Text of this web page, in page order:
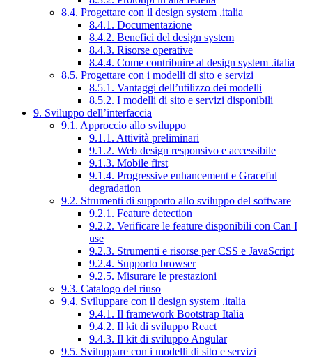
8.4. Progettare con il design system .italia
8.4.1. Documentazione
8.4.2. Benefici del design system
8.4.3. Risorse operative
8.4.4. Come contribuire al design system .italia
8.5. Progettare con i modelli di sito e servizi
8.5.1. Vantaggi dell’utilizzo dei modelli
8.5.2. I modelli di sito e servizi disponibili
9. Sviluppo dell’interfaccia
9.1. Approccio allo sviluppo
9.1.1. Attività preliminari
9.1.2. Web design responsivo e accessibile
9.1.3. Mobile first
9.1.4. Progressive enhancement e Graceful
degradation
9.2. Strumenti di supporto allo sviluppo del software
9.2.1. Feature detection
9.2.2. Verificare le feature disponibili con Can I
use
9.2.3. Strumenti e risorse per CSS e JavaScript
9.2.4. Supporto browser
9.2.5. Misurare le prestazioni
9.3. Catalogo del riuso
9.4. Sviluppare con il design system .italia
9.4.1. Il framework Bootstrap Italia
9.4.2. Il kit di sviluppo React
9.4.3. Il kit di sviluppo Angular
9.5. Sviluppare con i modelli di sito e servizi